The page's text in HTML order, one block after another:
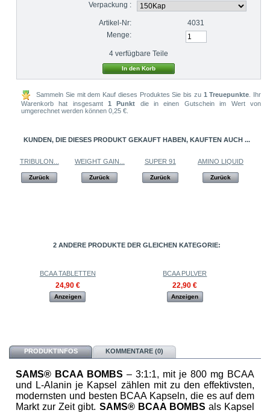
Verpackung :
Artikel-Nr:
4031
Menge:
4 verfügbare Teile
Sammeln Sie mit dem Kauf dieses Produktes Sie bis zu 1 Treuepunkte . Ihr
Warenkorb hat insgesamt 1 Punkt die in einen Gutschein im Wert von
umgerechnet werden können 0,25 €.
KUNDEN, DIE DIESES PRODUKT GEKAUFT HABEN, KAUFTEN AUCH ...
TRIBULON...
Zurück
WEIGHT GAIN...
Zurück
SUPER 91
Zurück
AMINO LIQUID
Zurück
2 ANDERE PRODUKTE DER GLEICHEN KATEGORIE:
BCAA TABLETTEN
24,90 €
Anzeigen
BCAA PULVER
22,90 €
Anzeigen
PRODUKTINFOS KOMMENTARE (0)
SAMS® BCAA BOMBS – 3:1:1, mit je 800 mg BCAA
und L-Alanin je Kapsel zählen mit zu den effektivsten,
modernsten und besten BCAA Kapseln, die es auf dem
Markt zur Zeit gibt. SAMS®BCAA BOMBS als Kapsel